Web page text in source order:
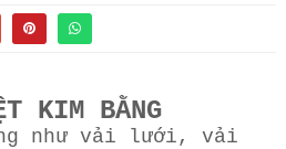
KIM BẰNG
như vải lưới, vải